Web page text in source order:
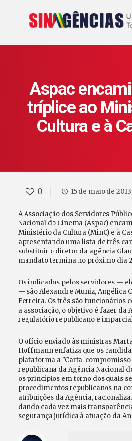
Aspac
tríplice ao
Cultura e à
0 15 de maio de 2013
A Associação dos Servidores
Nacional do Cinema (Aspac)
Ministério da Cultura (MinC) e à
apresentando uma lista de três
substituir o diretor da agência
mandato termina no próximo dia
Os indicados pelos servidores —
— são Alexandre Muniz, Angélica
Ferreira. Os três são funcionários
a associação, o objetivo é fazer da
regulatório republicano e
O ofício enviado às ministras
Hoffmann enfatiza que os
plataforma a "Carta-compromisso
republicana da Agência Nacional
os princípios em torno dos quais
procedimentos republicanos na
atribuições da Agência,
dando cada vez mais
segurança jurídica à atuação da